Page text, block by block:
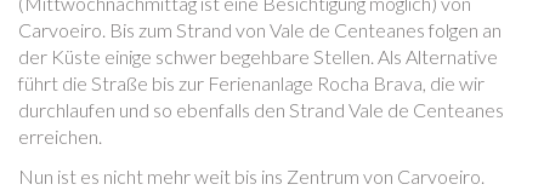
Carvoeiro. Bis zum Strand von Vale de Centeanes folgen an
der Küste einige schwer begehbare Stellen. Als Alternative
führt die Straße bis zur Ferienanlage Rocha Brava, die wir
durchlaufen und so ebenfalls den Strand Vale de Centeanes
erreichen.
Nun ist es nicht mehr weit bis ins Zentrum von Carvoeiro.